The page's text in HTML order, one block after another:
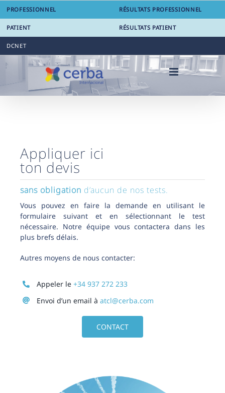
Skip
content
PROFESSIONNEL RÉSULTATS PROFESSIONNEL
PATIENT RÉSULTATS PATIENT
DCNET
Appliquer ici
ton devis
sans obligation d’aucun de nos tests.
Vous pouvez en faire la demande en utilisant le
formulaire suivant et en sélectionnant le test
nécessaire. Notre équipe vous contactera dans les
plus brefs délais.
Autres moyens de nous contacter:
Appeler le+34 937 272 233
Envoi d’un email àatcl@cerba.com
CONTACT